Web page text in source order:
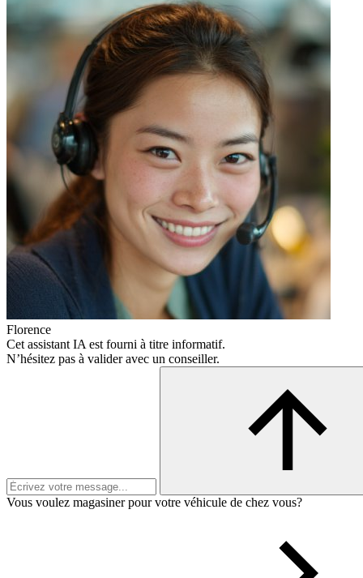
Florence
Cet assistant IA est fourni à titre informatif.
N’hésitez pas à valider avec un conseiller.
Vous voulez magasiner pour votre véhicule de chez vous?